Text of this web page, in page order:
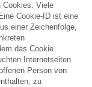
Cookies. Viele
Cookie-ID ist eine
einer Zeichenfolge,
das Cookie
Internetseiten
Person von
zu